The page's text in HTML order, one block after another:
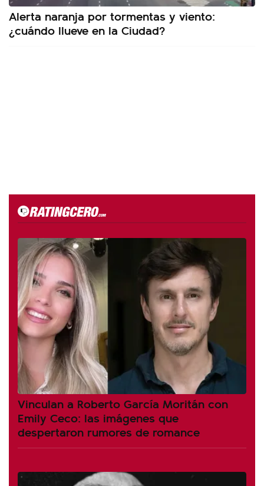
Alerta naranja por tormentas y viento:
¿cuándo llueve en la Ciudad?
Vinculan a Roberto García Moritán con
Emily Ceco: las imágenes que
despertaron rumores de romance